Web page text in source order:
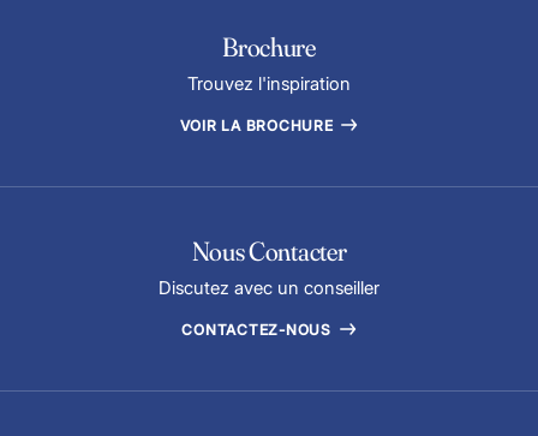
Brochure
Trouvez l'inspiration
VOIR LA BROCHURE
Nous Contacter
Discutez avec un conseiller
CONTACTEZ-NOUS